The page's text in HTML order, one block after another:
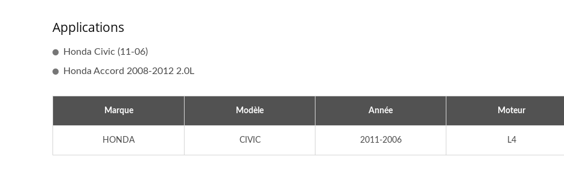
Applications
Honda Civic (11-06)
Honda Accord 2008-2012 2.0L
Marque Modèle Année Moteur
HONDA CIVIC 2011-2006 L4